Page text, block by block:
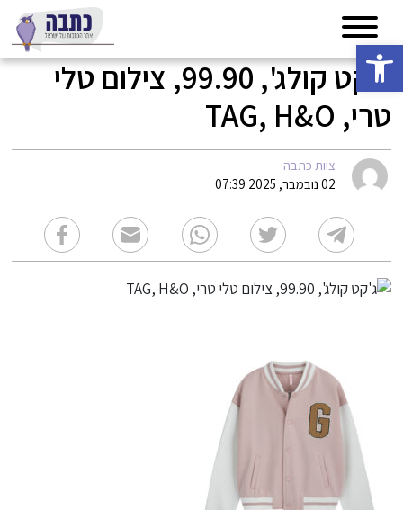
פתח סרגל נגישות
ג'קט קולג', 99.90, צילום טלי
טרי, TAG, H&O
צוות כתבה
02 נובמבר, 2025 07:39